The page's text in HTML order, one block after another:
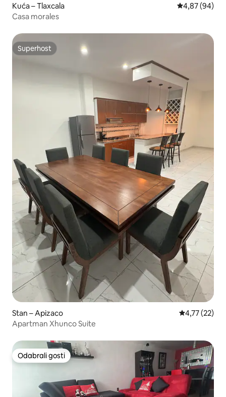
Kuća – Tlaxcala Prosječna
4,87 (94)
Casa morales
Superhost
Superhost
Stan – Apizaco Prosječna
4,77 (22)
Apartman Xhunco Suite
Odabrali gosti
Odabrali gosti